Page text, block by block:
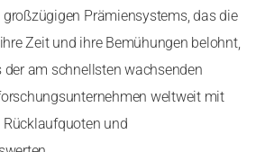
großzügigen Prämiensystems, das die
Zeit und ihre Bemühungen belohnt,
der am schnellsten wachsenden
weltweit mit
und